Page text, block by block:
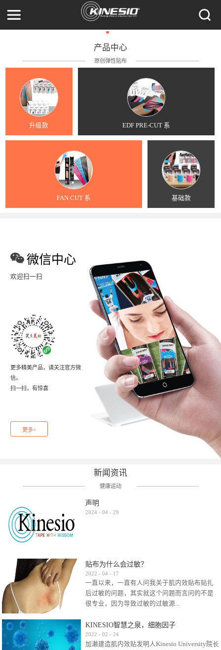
产品中心
原创弹性贴布
升级款 EDF PRE-CUT 系
FAN CUT 系 基础款
微信中心
欢迎扫一扫
更多精美产品，请关注官方微
信。
扫一扫，有惊喜
更多+
新闻资讯
健康运动
声明
2024 - 04 - 29
贴布为什么会过敏？
2022 - 04 - 17
一直以来，一直有人问我关于肌内效贴布贴扎
后过敏的问题，其实就这个问题而言问的不是
很专业，因为导致过敏的过敏源...
很多，比如试穿件衣服有时都会过敏，特定条
件下吃东西有时也会过敏，难道不吃不穿了？
KINESIO智慧之泉，细胞因子
2022 - 02 - 24
加濑建造肌内效贴发明人Kinesio University院长